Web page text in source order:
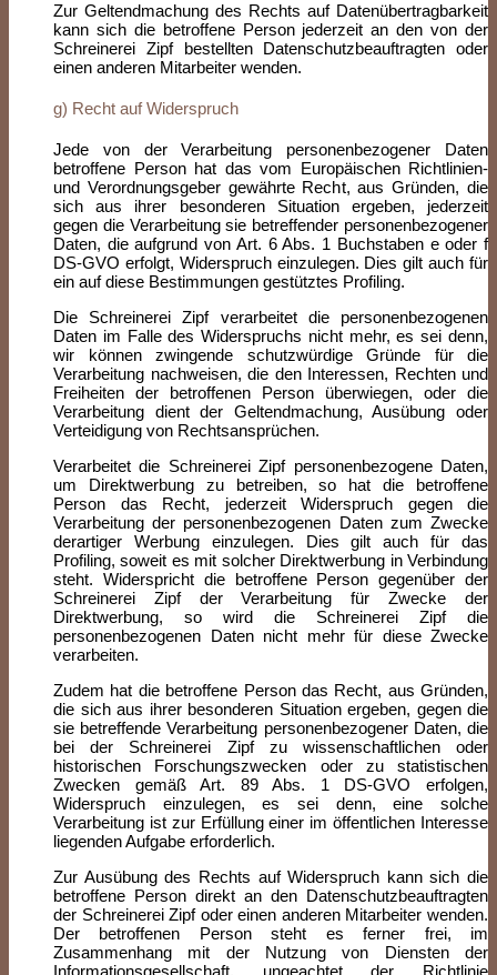
Zur Geltendmachung des Rechts auf Datenübertragbarkeit
kann sich die betroffene Person jederzeit an den von der
Schreinerei Zipf bestellten Datenschutzbeauftragten oder
einen anderen Mitarbeiter wenden.
g) Recht auf Widerspruch
Jede von der Verarbeitung personenbezogener Daten
betroffene Person hat das vom Europäischen Richtlinien-
und Verordnungsgeber gewährte Recht, aus Gründen, die
sich aus ihrer besonderen Situation ergeben, jederzeit
gegen die Verarbeitung sie betreffender personenbezogener
Daten, die aufgrund von Art. 6 Abs. 1 Buchstaben e oder f
DS-GVO erfolgt, Widerspruch einzulegen. Dies gilt auch für
ein auf diese Bestimmungen gestütztes Profiling.
Die Schreinerei Zipf verarbeitet die personenbezogenen
Daten im Falle des Widerspruchs nicht mehr, es sei denn,
wir können zwingende schutzwürdige Gründe für die
Verarbeitung nachweisen, die den Interessen, Rechten und
Freiheiten der betroffenen Person überwiegen, oder die
Verarbeitung dient der Geltendmachung, Ausübung oder
Verteidigung von Rechtsansprüchen.
Verarbeitet die Schreinerei Zipf personenbezogene Daten,
um Direktwerbung zu betreiben, so hat die betroffene
Person das Recht, jederzeit Widerspruch gegen die
Verarbeitung der personenbezogenen Daten zum Zwecke
derartiger Werbung einzulegen. Dies gilt auch für das
Profiling, soweit es mit solcher Direktwerbung in Verbindung
steht. Widerspricht die betroffene Person gegenüber der
Schreinerei Zipf der Verarbeitung für Zwecke der
Direktwerbung, so wird die Schreinerei Zipf die
personenbezogenen Daten nicht mehr für diese Zwecke
verarbeiten.
Zudem hat die betroffene Person das Recht, aus Gründen,
die sich aus ihrer besonderen Situation ergeben, gegen die
sie betreffende Verarbeitung personenbezogener Daten, die
bei der Schreinerei Zipf zu wissenschaftlichen oder
historischen Forschungszwecken oder zu statistischen
Zwecken gemäß Art. 89 Abs. 1 DS-GVO erfolgen,
Widerspruch einzulegen, es sei denn, eine solche
Verarbeitung ist zur Erfüllung einer im öffentlichen Interesse
liegenden Aufgabe erforderlich.
Zur Ausübung des Rechts auf Widerspruch kann sich die
betroffene Person direkt an den Datenschutzbeauftragten
der Schreinerei Zipf oder einen anderen Mitarbeiter wenden.
Der betroffenen Person steht es ferner frei, im
Zusammenhang mit der Nutzung von Diensten der
Informationsgesellschaft, ungeachtet der Richtlinie